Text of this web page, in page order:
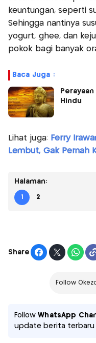
keuntungan, seperti
Sehingga nantinya
yogurt, ghee, dan
pokok bagi banyak
Baca Juga :
Hindu
Lihat juga: Ferry
Lembut, Gak Pernah
Halaman:
1 2
Share
Follow
FollowWhatsApp
update berita terbaru